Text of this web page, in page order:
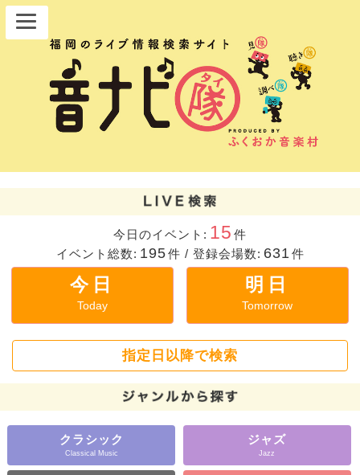
今日のイベント: 15 件
イベント総数: 195件 / 登録会場数: 631 件
今日
Today
明日
Tomorrow
指定日以降で検索
クラシック
Classical Music
ジャズ
Jazz